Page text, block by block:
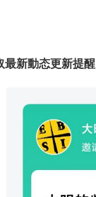
最新動态更新提醒